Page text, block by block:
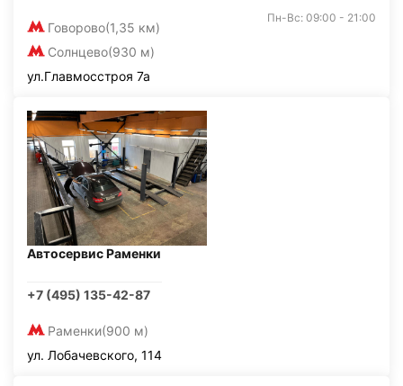
Говорово(1,35 км)
Солнцево(930 м)
Пн-Вс: 09:00 - 21:00
ул.Главмосстроя 7а
Автосервис Раменки
+7 (495) 135-42-87
Раменки(900 м)
ул. Лобачевского, 114